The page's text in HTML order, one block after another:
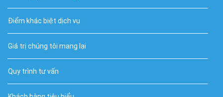
Điểm khác biệt dịch vụ
Giá trị chúng tôi mang lại
Quy trình tư vấn